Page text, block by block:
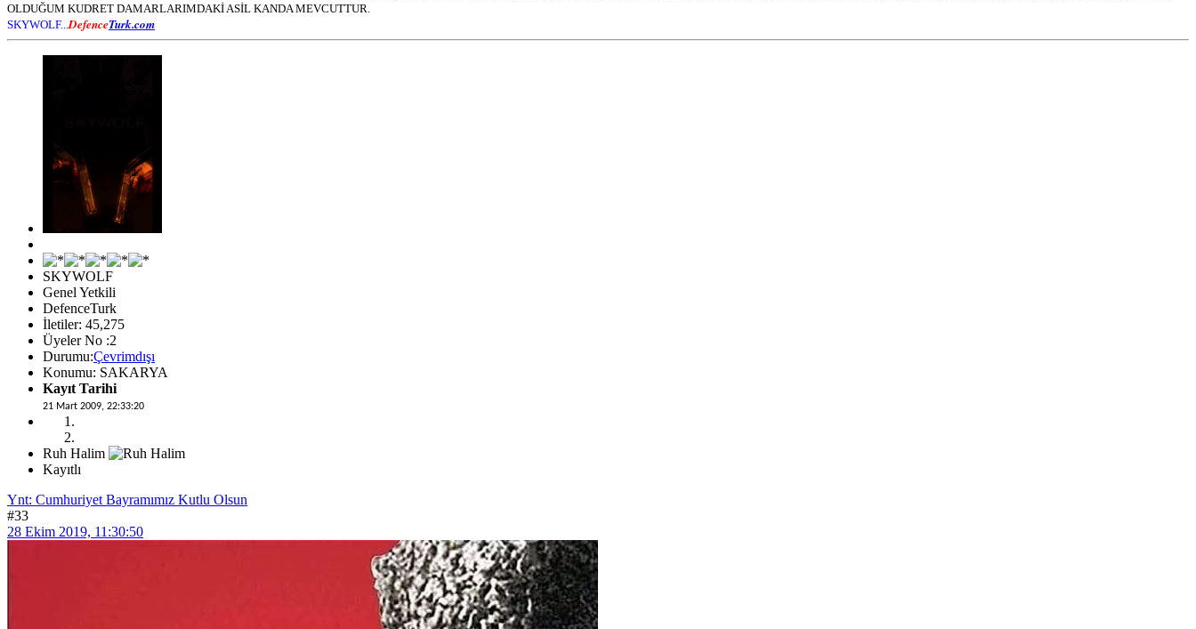
OLDUĞUM KUDRET DAMARLARIMDAKİ ASİL KANDA MEVCUTTUR.
SKYWOLF... DefenceTurk.com
SKYWOLF
Genel Yetkili
DefenceTurk
İletiler: 45,275
Üyeler No :2
Durumu:Çevrimdışı
Konumu: SAKARYA
Kayıt Tarihi
21 Mart 2009, 22:33:20
Ruh Halim
Kayıtlı
Ynt: Cumhuriyet Bayramımız Kutlu Olsun
#33
28 Ekim 2019, 11:30:50